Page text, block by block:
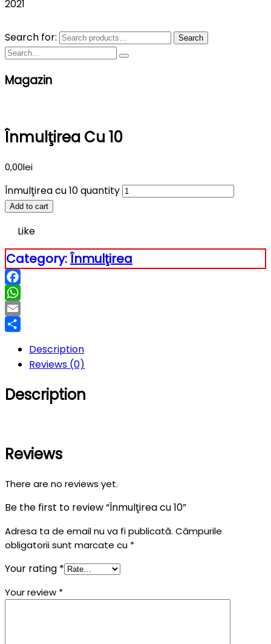
2021
Search for: Search
Magazin
Înmulţirea Cu 10
0,00lei
Înmulţirea cu 10 quantity
Add to cart
Like
Category:Înmulţirea
Facebook
WhatsApp
Email
Description
Reviews (0)
Description
Reviews
There are no reviews yet.
Be the first to review “Înmulţirea cu 10”
Adresa ta de email nu va fi publicată. Câmpurile
obligatorii sunt marcate cu *
Your rating *
Your review *